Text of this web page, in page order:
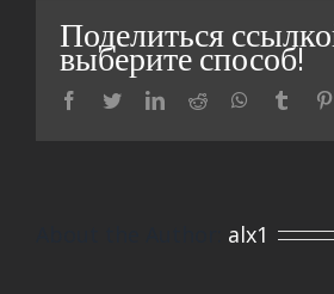
Поделиться
выберите способ!
Facebook
TwitterLinkedIn
Reddit WhatsApp
Tumblr
alx1